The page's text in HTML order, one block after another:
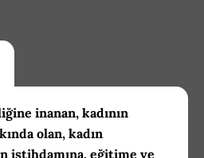
inanan, kadının
olan, kadın
istihdamına, eğitime ve